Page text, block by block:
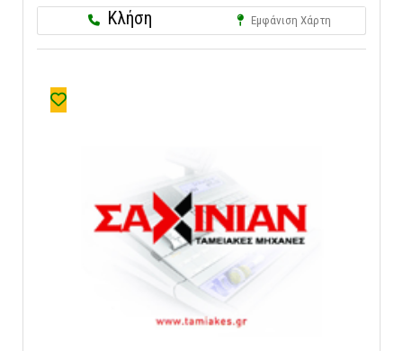
Κλήση
Εμφάνιση Χάρτη